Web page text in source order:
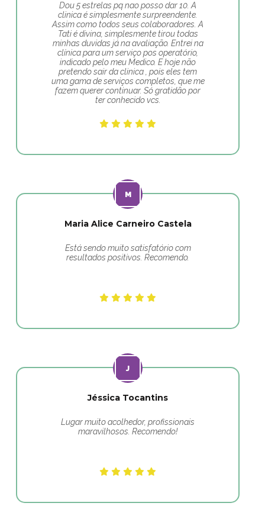
Dou 5 estrelas pq nao posso dar 10. A
clinica é simplesmente surpreendente.
Assim como todos seus colaboradores. A
Tati é divina, simplesmente tirou todas
minhas duvidas já na avaliação. Entrei na
clínica para um serviço pos operatório,
indicado pelo meu Medico. E hoje não
pretendo sair da clinica , pois eles tem
uma gama de serviços completos, que me
fazem querer continuar. Só gratidão por
ter conhecido vcs.
Maria Alice Carneiro Castela
Está sendo muito satisfatório com
resultados positivos. Recomendo.
Jéssica Tocantins
Lugar muito acolhedor, profissionais
maravilhosos. Recomendo!